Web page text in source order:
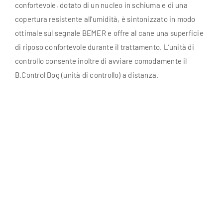
confortevole, dotato di un nucleo in schiuma e di una
copertura resistente all’umidità, è sintonizzato in modo
ottimale sul segnale BEMER e offre al cane una superficie
di riposo confortevole durante il trattamento. L’unità di
controllo consente inoltre di avviare comodamente il
B.Control Dog (unità di controllo) a distanza.